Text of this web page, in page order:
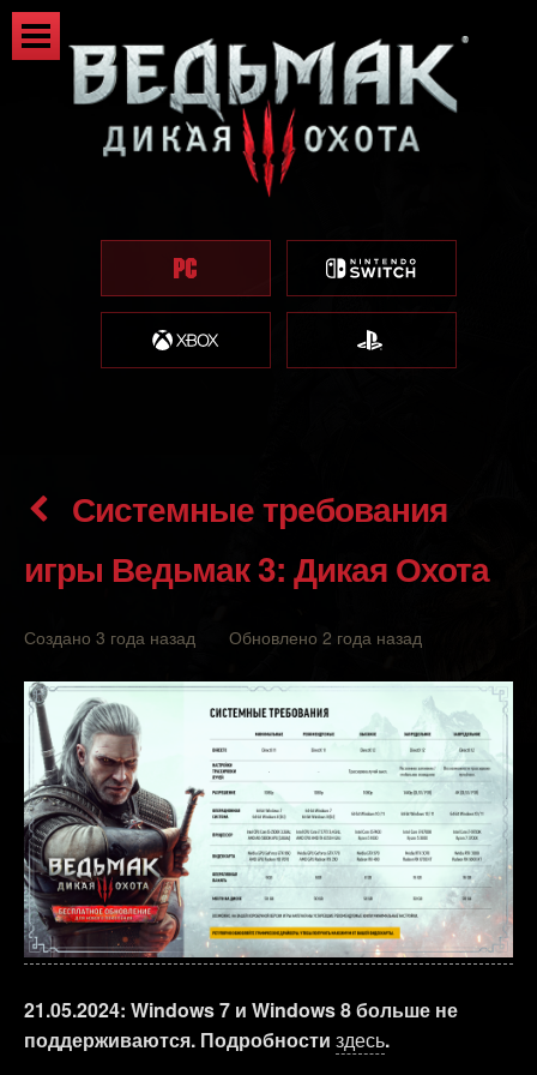
Системные требования
игры Ведьмак 3: Дикая Охота
Создано 3 года назад Обновлено 2 года назад
21.05.2024: Windows 7 и Windows 8 больше не
поддерживаются. Подробности здесь.